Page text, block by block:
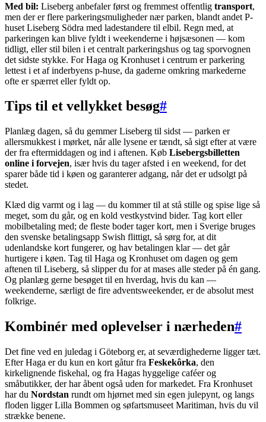
Med bil: Liseberg anbefaler først og fremmest offentlig transport,
men der er flere parkeringsmuligheder nær parken, blandt andet P-
huset Liseberg Södra med ladestandere til elbil. Regn med, at
parkeringen kan blive fyldt i weekenderne i højsæsonen — kom
tidligt, eller stil bilen i et centralt parkeringshus og tag sporvognen
det sidste stykke. For Haga og Kronhuset i centrum er parkering
lettest i et af inderbyens p-huse, da gaderne omkring markederne
ofte er spærret eller fyldt op.
Tips til et vellykket besøg#
Planlæg dagen, så du gemmer Liseberg til sidst — parken er
allersmukkest i mørket, når alle lysene er tændt, så sigt efter at være
der fra eftermiddagen og ind i aftenen. Køb Lisebergsbilletten
online i forvejen, især hvis du tager afsted i en weekend, for det
sparer både tid i køen og garanterer adgang, når det er udsolgt på
stedet.
Klæd dig varmt og i lag — du kommer til at stå stille og spise lige så
meget, som du går, og en kold vestkystvind bider. Tag kort eller
mobilbetaling med; de fleste boder tager kort, men i Sverige bruges
den svenske betalingsapp Swish flittigt, så sørg for, at dit
udenlandske kort fungerer, og hav betalingen klar — det går
hurtigere i køen. Tag til Haga og Kronhuset om dagen og gem
aftenen til Liseberg, så slipper du for at mases alle steder på én gang.
Og planlæg gerne besøget til en hverdag, hvis du kan —
weekenderne, særligt de fire adventsweekender, er de absolut mest
folkrige.
Kombinér med oplevelser i nærheden#
Det fine ved en juledag i Göteborg er, at seværdighederne ligger tæt.
Efter Haga er du kun en kort gåtur fra Feskekôrka, den
kirkelignende fiskehal, og fra Hagas hyggelige caféer og
småbutikker, der har åbent også uden for markedet. Fra Kronhuset
har du Nordstan rundt om hjørnet med sin egen julepynt, og langs
floden ligger Lilla Bommen og søfartsmuseet Maritiman, hvis du vil
strække benene.